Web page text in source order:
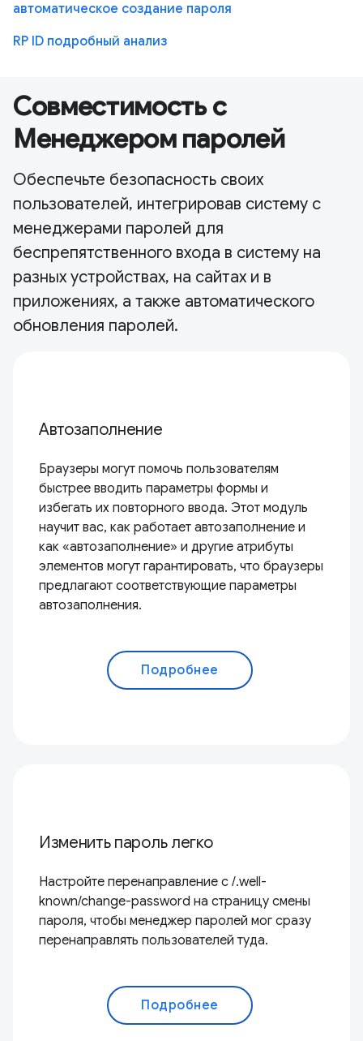
автоматическое создание пароля
RP ID подробный анализ
Совместимость с
Менеджером паролей
Обеспечьте безопасность своих
пользователей, интегрировав систему с
менеджерами паролей для
беспрепятственного входа в систему на
разных устройствах, на сайтах и ​​в
приложениях, а также автоматического
обновления паролей.
Автозаполнение
Браузеры могут помочь пользователям
быстрее вводить параметры формы и
избегать их повторного ввода. Этот модуль
научит вас, как работает автозаполнение и
как «автозаполнение» и другие атрибуты
элементов могут гарантировать, что браузеры
предлагают соответствующие параметры
автозаполнения.
Подробнее
Изменить пароль легко
Настройте перенаправление с /.well-
known/change-password на страницу смены
пароля, чтобы менеджер паролей мог сразу
перенаправлять пользователей туда.
Подробнее